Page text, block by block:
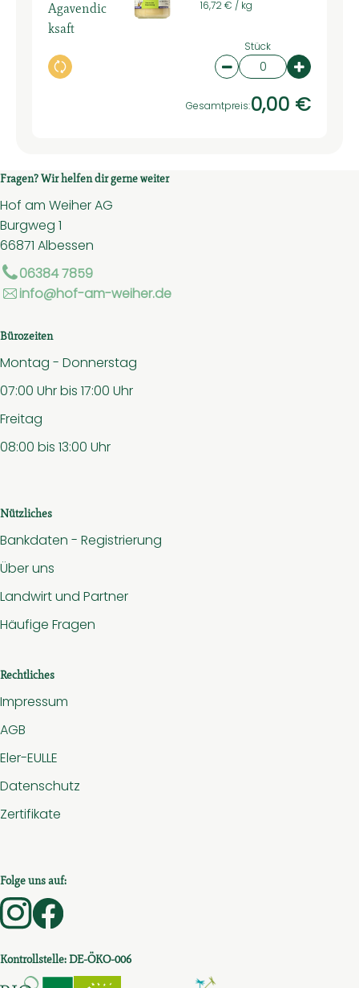
Agavendic
ksaft
Auswahl ändern
16,72 € / kg
Stück
Artikelanzahl
Gesamtpreis:0,00 €
Fragen? Wir helfen dir gerne weiter
Hof am Weiher AG
Burgweg 1
66871 Albessen
06384 7859
info@hof-am-weiher.de
Bürozeiten
Montag - Donnerstag
07:00 Uhr bis 17:00 Uhr
Freitag
08:00 bis 13:00 Uhr
Nützliches
Bankdaten - Registrierung
Über uns
Landwirt und Partner
Häufige Fragen
Rechtliches
Impressum
AGB
Eler-EULLE
Datenschutz
Zertifikate
Folge uns auf:
Externer Link zu https://www.instagram.com/
Kontrollstelle: DE-ÖKO-006
Externer Link zu https://www.bio-saar-pfalz-
Externer Link zu https://www.bioc.info/
Externer Link zu https://